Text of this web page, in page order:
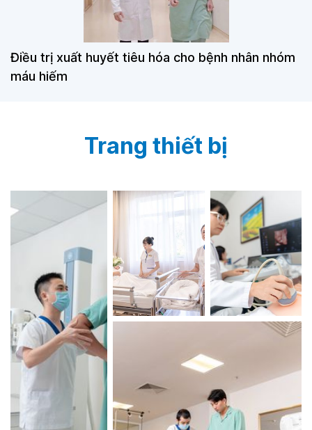
Điều trị xuất huyết tiêu hóa cho bệnh nhân nhóm
máu hiếm
Trang thiết bị